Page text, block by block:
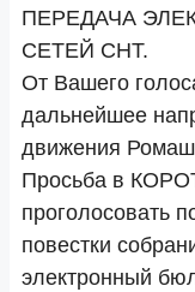
ПЕРЕДАЧА
СЕТЕЙ СНТ.
От Вашего
дальнейшее
движения
Просьба в
проголосовать
повестки
электронный